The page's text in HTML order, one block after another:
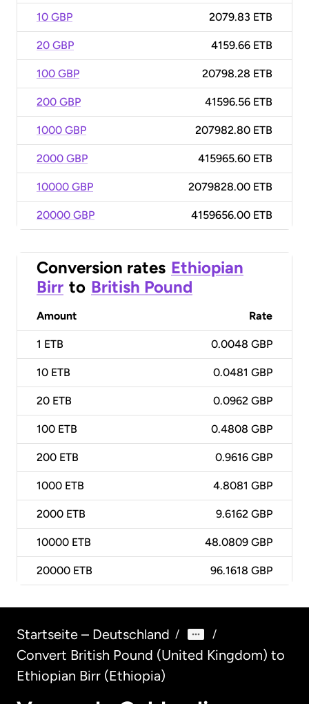
10 GBP 2079.83 ETB
20 GBP 4159.66 ETB
100 GBP 20798.28 ETB
200 GBP 41596.56 ETB
1000 GBP 207982.80 ETB
2000 GBP 415965.60 ETB
10000 GBP 2079828.00 ETB
20000 GBP 4159656.00 ETB
Conversion rates Ethiopian
Birr to British Pound
Amount Rate
1 ETB 0.0048 GBP
10 ETB 0.0481 GBP
20 ETB 0.0962 GBP
100 ETB 0.4808 GBP
200 ETB 0.9616 GBP
1000 ETB 4.8081 GBP
2000 ETB 9.6162 GBP
10000 ETB 48.0809 GBP
20000 ETB 96.1618 GBP
Startseite – Deutschland / /
Convert British Pound (United Kingdom) to
Ethiopian Birr (Ethiopia)